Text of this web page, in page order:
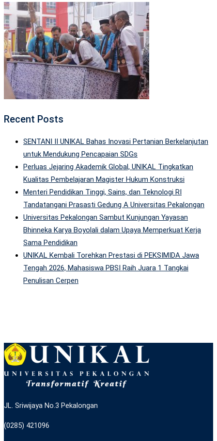
Recent Posts
SENTANI II UNIKAL Bahas Inovasi Pertanian Berkelanjutan
untuk Mendukung Pencapaian SDGs
Perluas Jejaring Akademik Global, UNIKAL Tingkatkan
Kualitas Pembelajaran Magister Hukum Konstruksi
Menteri Pendidikan Tinggi, Sains, dan Teknologi RI
Tandatangani Prasasti Gedung A Universitas Pekalongan
Universitas Pekalongan Sambut Kunjungan Yayasan
Bhinneka Karya Boyolali dalam Upaya Memperkuat Kerja
Sama Pendidikan
UNIKAL Kembali Torehkan Prestasi di PEKSIMIDA Jawa
Tengah 2026, Mahasiswa PBSI Raih Juara 1 Tangkai
Penulisan Cerpen
JL. Sriwijaya No.3 Pekalongan
(0285) 421096